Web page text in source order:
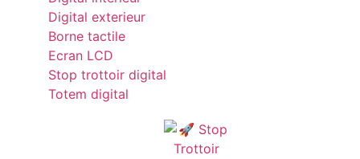
Digital exterieur
Borne tactile
Ecran LCD
Stop trottoir digital
Totem digital